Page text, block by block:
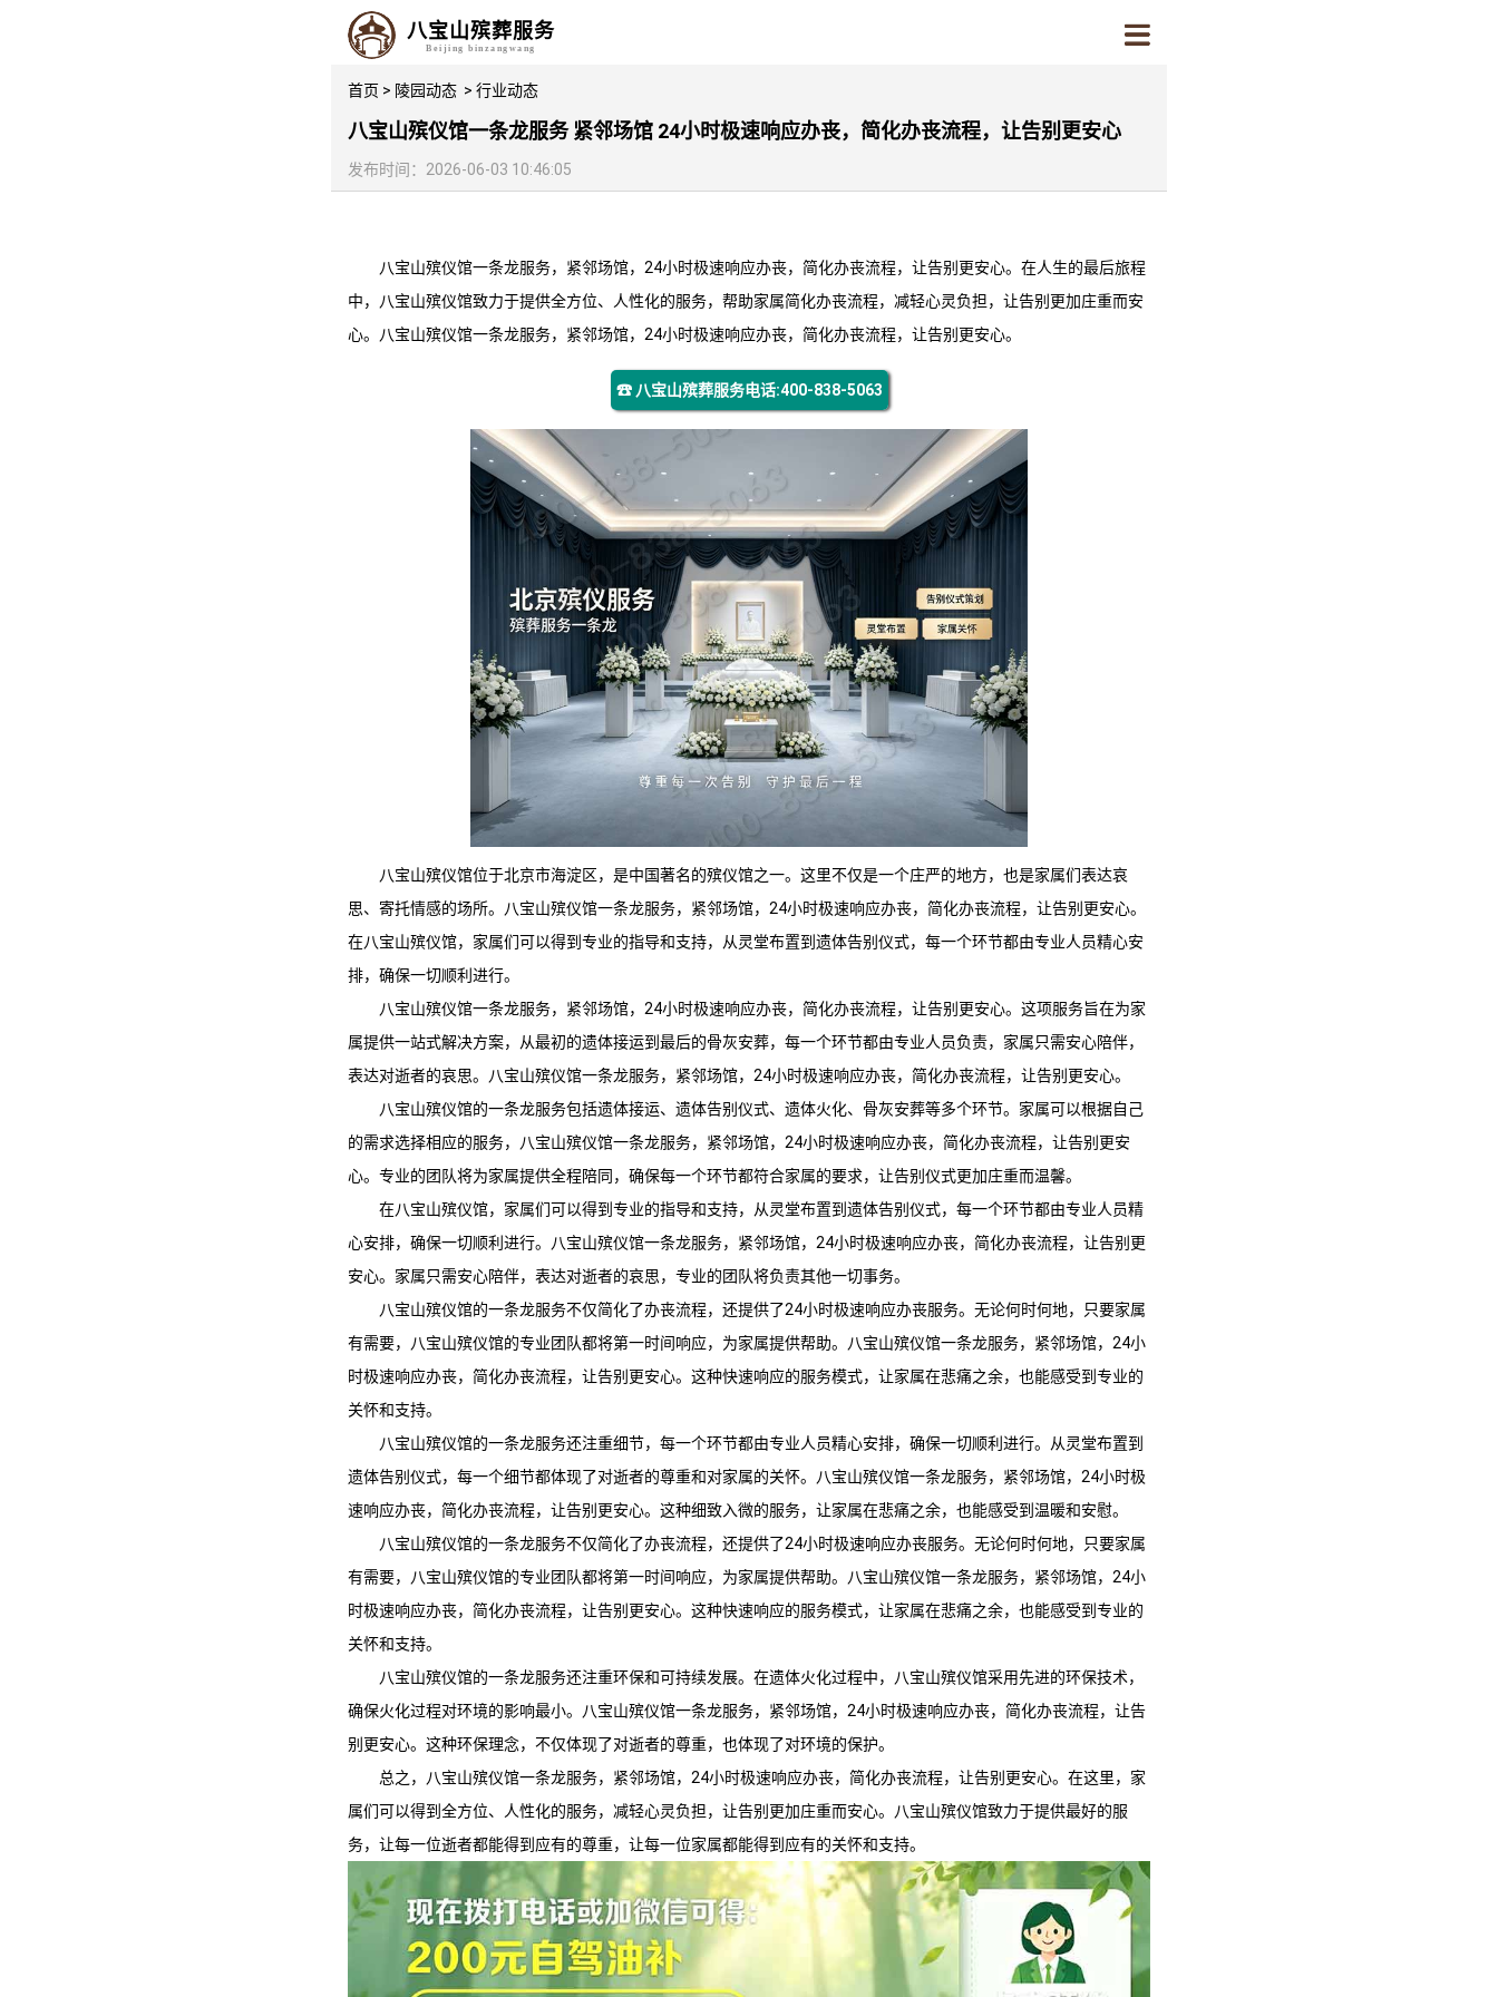
八宝山殡葬服务
Beijing binzangwang
首页 > 陵园动态 > 行业动态
八宝山殡仪馆一条龙服务 紧邻场馆 24小时极速响应办丧，简化办丧流程，让告别更安心
发布时间：2026-06-03 10:46:05
八宝山殡仪馆一条龙服务，紧邻场馆，24小时极速响应办丧，简化办丧流程，让告别更安心。在人生的最后旅程
中，
八宝山殡仪馆致力于提供全方位、人性化的服务，帮助家属简化办丧流程，减轻心灵负担，让告别更加庄重而安
心。
八宝山殡仪馆一条龙服务，紧邻场馆，24小时极速响应办丧，简化办丧流程，让告别更安心。
☎ 八宝山殡葬服务电话:400-838-5063
八宝山殡仪馆位于北京市海淀区，是中国著名的殡仪馆之一。这里不仅是一个庄严的地方，也是家属们表达哀
思、寄托情感的场所。
八宝山殡仪馆一条龙服务，紧邻场馆，24小时极速响应办丧，简化办丧流程，让告别更安心。
在八宝山殡仪馆，家属们可以得到专业的指导和支持，从灵堂布置到遗体告别仪式，每一个环节都由专业人员精心安
排，确保一切顺利进行。
八宝山殡仪馆一条龙服务，紧邻场馆，24小时极速响应办丧，简化办丧流程，让告别更安心。这项服务旨在为家
属提供一站式解决方案，从最初的遗体接运到最后的骨灰安葬，每一个环节都由专业人员负责，家属只需安心陪伴，
表达对逝者的哀思。
八宝山殡仪馆一条龙服务，紧邻场馆，24小时极速响应办丧，简化办丧流程，让告别更安心。
八宝山殡仪馆的一条龙服务包括遗体接运、遗体告别仪式、遗体火化、骨灰安葬等多个环节。家属可以根据自己
的需求选择相应的服务，
八宝山殡仪馆一条龙服务，紧邻场馆，24小时极速响应办丧，简化办丧流程，让告别更安
心。专业的团队将为家属提供全程陪同，确保每一个环节都符合家属的要求，让告别仪式更加庄重而温馨。
在八宝山殡仪馆，家属们可以得到专业的指导和支持，从灵堂布置到遗体告别仪式，每一个环节都由专业人员精
心安排，确保一切顺利进行。
八宝山殡仪馆一条龙服务，紧邻场馆，24小时极速响应办丧，简化办丧流程，让告别更
安心。家属只需安心陪伴，表达对逝者的哀思，专业的团队将负责其他一切事务。
八宝山殡仪馆的一条龙服务不仅简化了办丧流程，还提供了24小时极速响应办丧服务。无论何时何地，只要家属
有需要，
八宝山殡仪馆的专业团队都将第一时间响应，为家属提供帮助。 八宝山殡仪馆一条龙服务，紧邻场馆，24小
时极速响应办丧，简化办丧流程，让告别更安心。这种快速响应的服务模式，让家属在悲痛之余，也能感受到专业的
关怀和支持。
八宝山殡仪馆的一条龙服务还注重细节，每一个环节都由专业人员精心安排，确保一切顺利进行。从灵堂布置到
遗体告别仪式，每一个细节都体现了对逝者的尊重和对家属的关怀。
八宝山殡仪馆一条龙服务，紧邻场馆，24小时极
速响应办丧，简化办丧流程，让告别更安心。这种细致入微的服务，让家属在悲痛之余，也能感受到温暖和安慰。
八宝山殡仪馆的一条龙服务不仅简化了办丧流程，还提供了24小时极速响应办丧服务。无论何时何地，只要家属
有需要，
八宝山殡仪馆的专业团队都将第一时间响应，为家属提供帮助。 八宝山殡仪馆一条龙服务，紧邻场馆，24小
时极速响应办丧，简化办丧流程，让告别更安心。这种快速响应的服务模式，让家属在悲痛之余，也能感受到专业的
关怀和支持。
八宝山殡仪馆的一条龙服务还注重环保和可持续发展。在遗体火化过程中， 八宝山殡仪馆采用先进的环保技术，
确保火化过程对环境的影响最小。
八宝山殡仪馆一条龙服务，紧邻场馆，24小时极速响应办丧，简化办丧流程，让告
别更安心。这种环保理念，不仅体现了对逝者的尊重，也体现了对环境的保护。
总之，
八宝山殡仪馆一条龙服务，紧邻场馆，24小时极速响应办丧，简化办丧流程，让告别更安心。在这里，家
属们可以得到全方位、人性化的服务，减轻心灵负担，让告别更加庄重而安心。
八宝山殡仪馆致力于提供最好的服
务，让每一位逝者都能得到应有的尊重，让每一位家属都能得到应有的关怀和支持。